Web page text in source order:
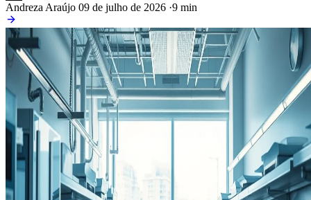
Andreza Araújo 09 de julho de 2026 ·9 min